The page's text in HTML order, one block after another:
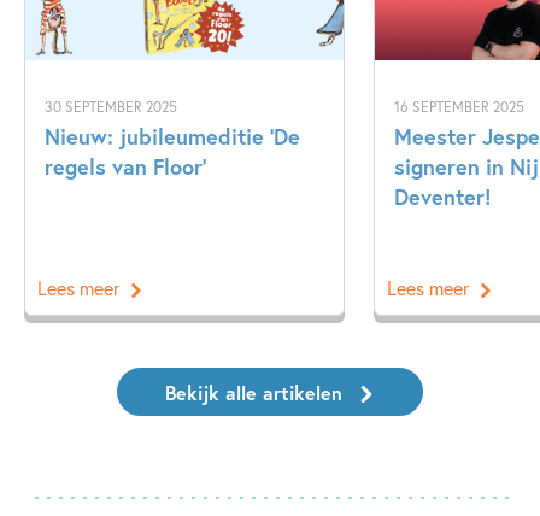
30 SEPTEMBER 2025
Nieuw: jubileumeditie ‘De
regels van Floor’
Lees meer
16 SEPTEMBER 2025
Meester
signeren in
Deventer!
Lees meer
Bekijk alle artikelen